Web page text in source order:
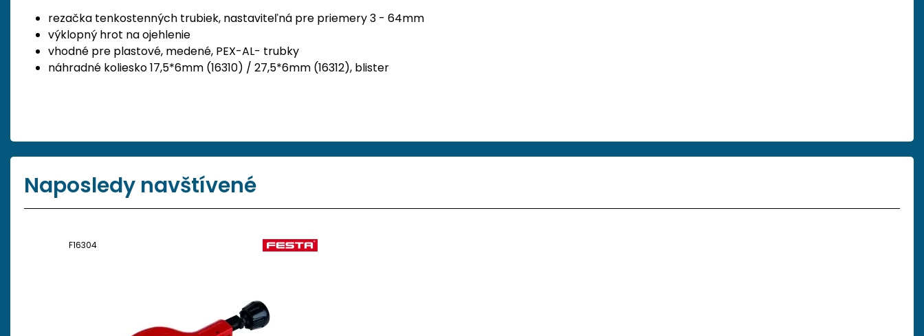
rezačka tenkostenných trubiek, nastaviteľná pre priemery 3 - 64mm
výklopný hrot na ojehlenie
vhodné pre plastové, medené, PEX-AL- trubky
náhradné koliesko 17,5*6mm (16310) / 27,5*6mm (16312), blister
Naposledy navštívené
F16304